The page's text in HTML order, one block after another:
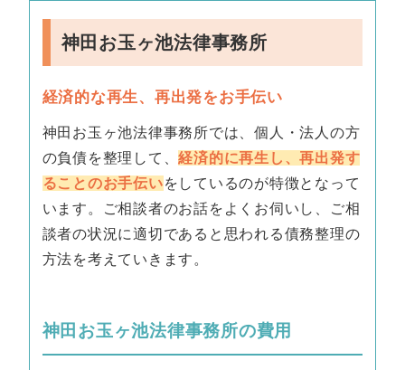
神田お玉ヶ池法律事務所
経済的な再生、再出発をお手伝い
神田お玉ヶ池法律事務所では、個人・法人の方
の負債を整理して、経済的に再生し、再出発す
ることのお手伝いをしているのが特徴となって
います。ご相談者のお話をよくお伺いし、ご相
談者の状況に適切であると思われる債務整理の
方法を考えていきます。
神田お玉ヶ池法律事務所の費用